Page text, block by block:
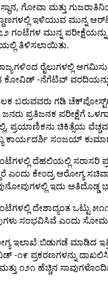
, ಗೋವಾ ಮತ್ತು
ಇಳಿಯುವ ಮುನ್ನ
ಗಂಟೆಗಳ ಮುನ್ನ ಪರೀಕ್ಷೆಯನ್ನು
ತಿಳಿಸಲಾಯಿತು.
ರೈಲುಗಳಲ್ಲಿ
ಕೋವಿಡ್ -ನೆಗೆಟಿವ್
ಬರುವವರು ಗಡಿ
ಜನರು ಪ್ರತಿಜನಕ ಪರೀಕ್ಷೆಗೆ
, ಪ್ರಯಾಣಿಕನು ಚಿಕಿತ್ಸೆಯ
ಕಾರ್ಯದರ್ಶಿ ಸಂಜಯ್
ದೆಹಲಿಯಲ್ಲಿ ಸರಾಸರಿ
ಎಂದು ಕೇಂದ್ರ ಆರೋಗ್ಯ
ಇದು ಅತಿದೊಡ್ಡ
ದೇಶಾದ್ಯಂತ ಒಟ್ಟು
ಸಂಭವಿಸಿವೆ ಎಂದು
ಇಲಾಖೆ ಬಿಡುಗಡೆ ಮಾಡಿದ
-೧೯ ಪ್ರಕರಣಗಳನ್ನು
೧೨೧ ಹೆಚ್ಚಿನ